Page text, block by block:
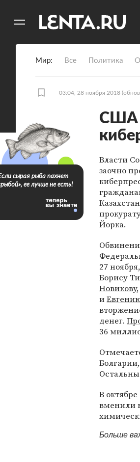
Мир Все Политика
03:04, 28 ноября 2018
США
Власти
заочно
Йорка.
27
Борису
Новикову,
и
денег.
36
В
вменили
Больше
сырая рыба пахнет
ее лучше не есть!